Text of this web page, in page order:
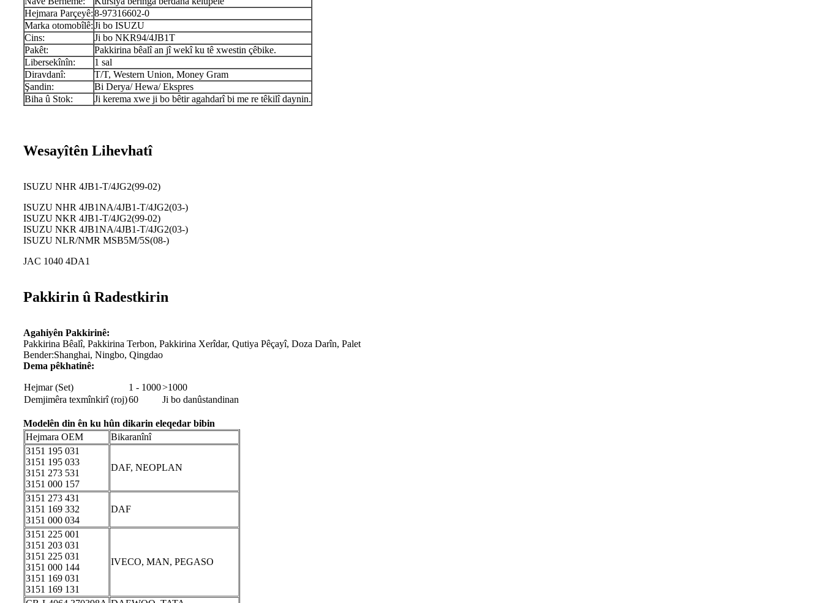
Hejmara Parçeyê:8-97316602-0
Marka otomobîlê:Ji bo ISUZU
Cins:
Ji bo NKR94/4JB1T
Pakêt:
Pakkirina bêalî an jî wekî ku tê xwestin çêbike.
Libersekînîn:
1 sal
Diravdanî:
T/T, Western Union, Money Gram
Şandin:
Bi Derya/ Hewa/ Ekspres
Biha û Stok:
Ji kerema xwe ji bo bêtir agahdarî bi me re têkilî daynin.
Wesayîtên Lihevhatî
ISUZU NHR 4JB1-T/4JG2(99-02)
ISUZU NHR 4JB1NA/4JB1-T/4JG2(03-)
ISUZU NKR 4JB1-T/4JG2(99-02)
ISUZU NKR 4JB1NA/4JB1-T/4JG2(03-)
ISUZU NLR/NMR MSB5M/5S(08-)
JAC 1040 4DA1
Pakkirin û Radestkirin
Agahiyên Pakkirinê:
Pakkirina Bêalî, Pakkirina Terbon, Pakkirina Xerîdar, Qutiya Pêçayî, Doza Darîn, Palet
Bender:Shanghai, Ningbo, Qingdao
Dema pêkhatinê:
Hejmar (Set) 1 - 1000>1000
Demjimêra texmînkirî (roj)60 Ji bo danûstandinan
Modelên din ên ku hûn dikarin eleqedar bibin
Hejmara OEM
Bikaranînî
3151 195 031
3151 195 033
3151 273 531
3151 000 157
DAF, NEOPLAN
3151 273 431
3151 169 332
3151 000 034
DAF
3151 225 001
3151 203 031
3151 225 031
3151 000 144
3151 169 031
3151 169 131
IVECO, MAN, PEGASO